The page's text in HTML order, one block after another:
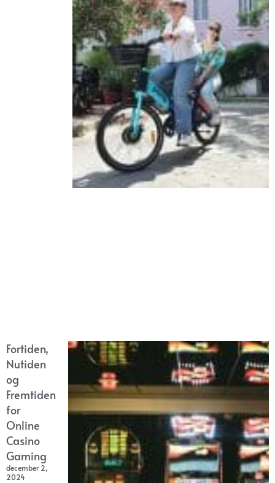
Fortiden,
Nutiden
og
Fremtiden
for
Online
Casino
Gaming
december 2,
2024